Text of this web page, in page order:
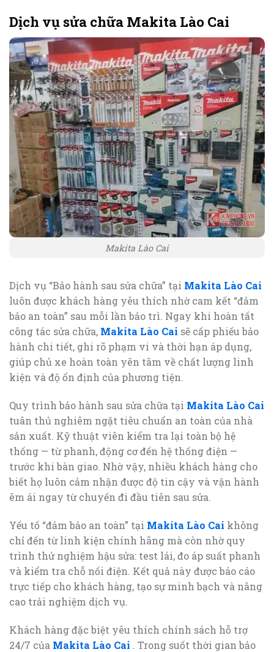
Dịch vụ sửa chữa Makita Lào Cai
Makita Lào Cai
Dịch vụ “Bảo hành sau sửa chữa” tại Makita Lào Cai
luôn được khách hàng yêu thích nhờ cam kết “đảm
bảo an toàn” sau mỗi lần bảo trì. Ngay khi hoàn tất
công tác sửa chữa, Makita Lào Cai sẽ cấp phiếu bảo
hành chi tiết, ghi rõ phạm vi và thời hạn áp dụng,
giúp chủ xe hoàn toàn yên tâm về chất lượng linh
kiện và độ ổn định của phương tiện.
Quy trình bảo hành sau sửa chữa tại Makita Lào Cai
tuân thủ nghiêm ngặt tiêu chuẩn an toàn của nhà
sản xuất. Kỹ thuật viên kiểm tra lại toàn bộ hệ
thống — từ phanh, động cơ đến hệ thống điện —
trước khi bàn giao. Nhờ vậy, nhiều khách hàng cho
biết họ luôn cảm nhận được độ tin cậy và vận hành
êm ái ngay từ chuyến đi đầu tiên sau sửa.
Yếu tố “đảm bảo an toàn” tại Makita Lào Cai không
chỉ đến từ linh kiện chính hãng mà còn nhờ quy
trình thử nghiệm hậu sửa: test lái, đo áp suất phanh
và kiểm tra chỗ nối điện. Kết quả này được báo cáo
trực tiếp cho khách hàng, tạo sự minh bạch và nâng
cao trải nghiệm dịch vụ.
Khách hàng đặc biệt yêu thích chính sách hỗ trợ
24/7 của Makita Lào Cai . Trong suốt thời gian bảo